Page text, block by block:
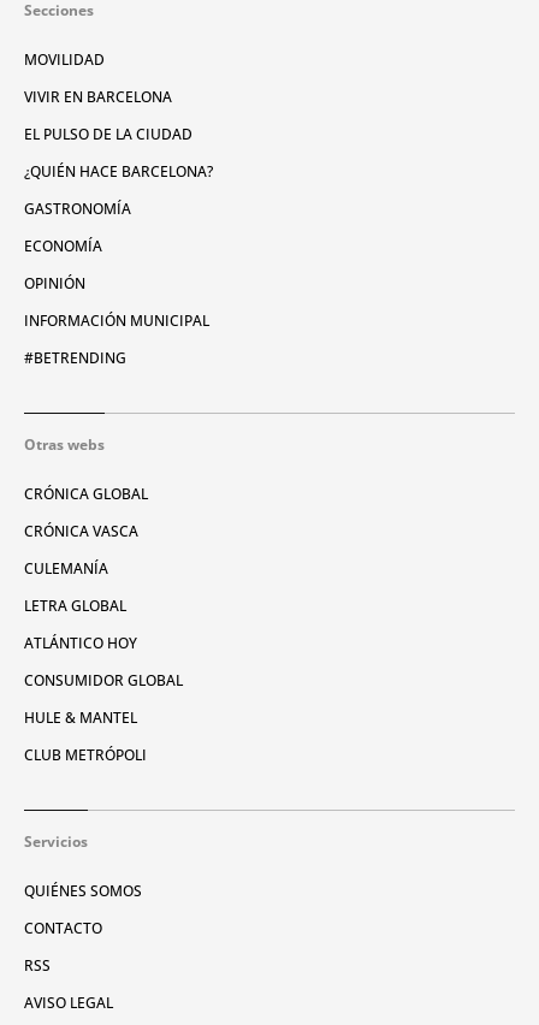
Secciones
MOVILIDAD
VIVIR EN BARCELONA
EL PULSO DE LA CIUDAD
¿QUIÉN HACE BARCELONA?
GASTRONOMÍA
ECONOMÍA
OPINIÓN
INFORMACIÓN MUNICIPAL
#BETRENDING
Otras webs
CRÓNICA GLOBAL
CRÓNICA VASCA
CULEMANÍA
LETRA GLOBAL
ATLÁNTICO HOY
CONSUMIDOR GLOBAL
HULE & MANTEL
CLUB METRÓPOLI
Servicios
QUIÉNES SOMOS
CONTACTO
RSS
AVISO LEGAL